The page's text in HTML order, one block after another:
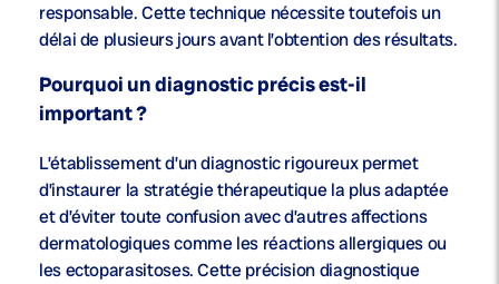
responsable. Cette technique nécessite toutefois un
délai de plusieurs jours avant l’obtention des résultats.
Pourquoi un diagnostic précis est-il
important ?
L’établissement d’un diagnostic rigoureux permet
d’instaurer la stratégie thérapeutique la plus adaptée
et d’éviter toute confusion avec d’autres affections
dermatologiques comme les réactions allergiques ou
les ectoparasitoses. Cette précision diagnostique